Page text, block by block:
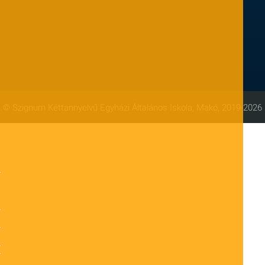
© Szignum Kéttannyelvű Egyházi Általános Iskola, Makó, 2019-2026